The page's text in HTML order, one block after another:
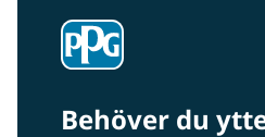
Behöver du